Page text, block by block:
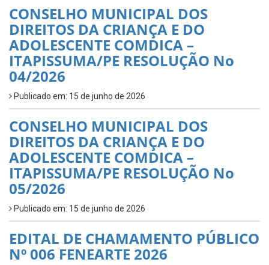
CONSELHO MUNICIPAL DOS
DIREITOS DA CRIANÇA E DO
ADOLESCENTE COMDICA –
ITAPISSUMA/PE RESOLUÇÃO No
04/2026
Publicado em: 15 de junho de 2026
CONSELHO MUNICIPAL DOS
DIREITOS DA CRIANÇA E DO
ADOLESCENTE COMDICA –
ITAPISSUMA/PE RESOLUÇÃO No
05/2026
Publicado em: 15 de junho de 2026
EDITAL DE CHAMAMENTO PÚBLICO
Nº 006 FENEARTE 2026